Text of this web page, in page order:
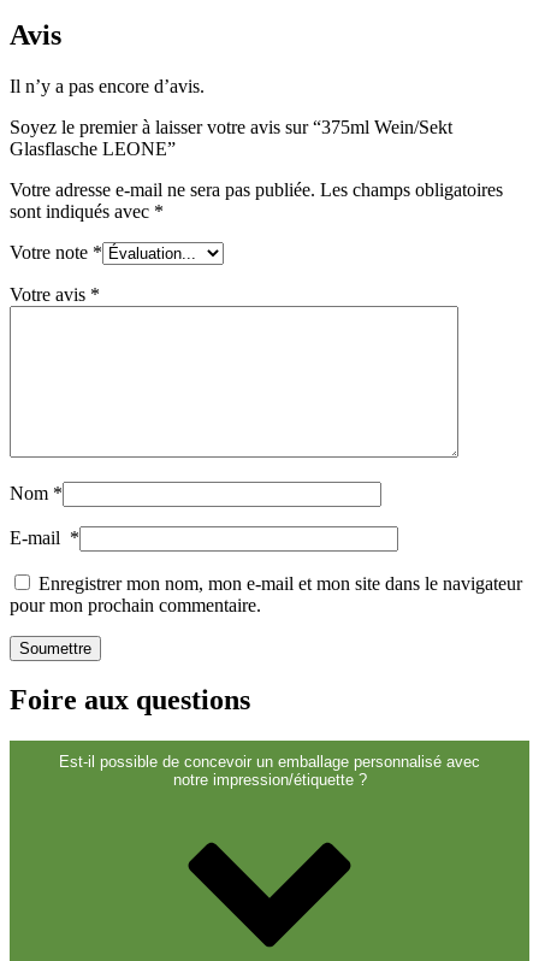
Alimentation(483)
Durable(301)
Bouteilles de spiritueux(81)
Pulvérisateur(18)
Réservoirs(2)
Bouteilles de vin et de champagne
Avis
Il n’y a pas encore d’avis.
Soyez le premier à laisser votre avis sur “375ml Wein/Sekt
Glasflasche LEONE”
Votre adresse e-mail ne sera pas publiée. Les champs obligatoires
sont indiqués avec *
Votre note *
Votre avis *
Nom *
E-mail *
Enregistrer mon nom, mon e-mail et mon site dans le navigateur
pour mon prochain commentaire.
Foire aux questions
Est-il possible de concevoir un emballage personnalisé avec
notre impression/étiquette ?